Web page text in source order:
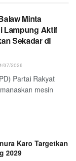
Minta
Lampung Aktif
Sekadar di
07/2026
Partai Rakyat
mesin
Karo Targetkan
2029